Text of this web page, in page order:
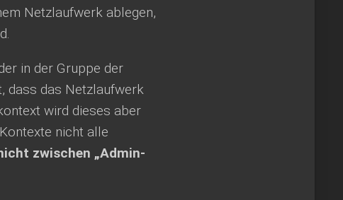
Netzlaufwerk ablegen,
in der Gruppe der
dass das Netzlaufwerk
wird dieses aber
nicht alle
zwischen „Admin-